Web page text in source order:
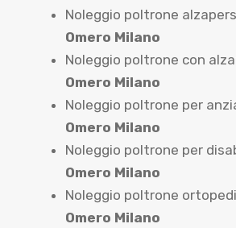
Noleggio poltrone
Omero Milano
Noleggio poltrone con
Omero Milano
Noleggio poltrone per
Omero Milano
Noleggio poltrone per
Omero Milano
Noleggio poltrone
Omero Milano